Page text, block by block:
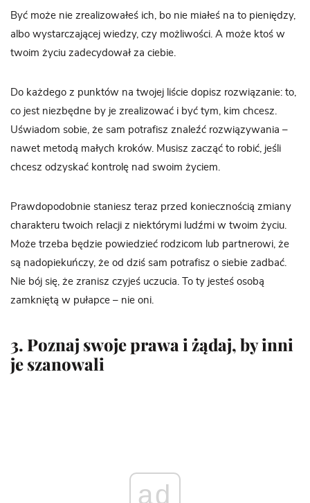
Być może nie zrealizowałeś ich, bo nie miałeś na to pieniędzy,
albo wystarczającej wiedzy, czy możliwości. A może ktoś w
twoim życiu zadecydował za ciebie.
Do każdego z punktów na twojej liście dopisz rozwiązanie: to,
co jest niezbędne by je zrealizować i być tym, kim chcesz.
Uświadom sobie, że sam potrafisz znaleźć rozwiązywania –
nawet metodą małych kroków. Musisz zacząć to robić, jeśli
chcesz odzyskać kontrolę nad swoim życiem.
Prawdopodobnie staniesz teraz przed koniecznością zmiany
charakteru twoich relacji z niektórymi ludźmi w twoim życiu.
Może trzeba będzie powiedzieć rodzicom lub partnerowi, że
są nadopiekuńczy, że od dziś sam potrafisz o siebie zadbać.
Nie bój się, że zranisz czyjeś uczucia. To ty jesteś osobą
zamkniętą w pułapce – nie oni.
3. Poznaj swoje prawa i żądaj, by inni
je szanowali
ad